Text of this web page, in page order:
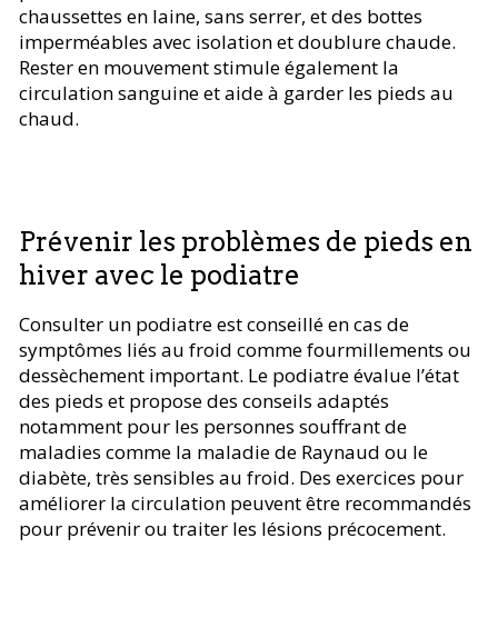
chaussettes en laine, sans serrer, et des bottes
imperméables avec isolation et doublure chaude.
Rester en mouvement stimule également la
circulation sanguine et aide à garder les pieds au
chaud.
Prévenir les problèmes de pieds en
hiver avec le podiatre
Consulter un podiatre est conseillé en cas de
symptômes liés au froid comme fourmillements ou
dessèchement important. Le podiatre évalue l’état
des pieds et propose des conseils adaptés
notamment pour les personnes souffrant de
maladies comme la maladie de Raynaud ou le
diabète, très sensibles au froid. Des exercices pour
améliorer la circulation peuvent être recommandés
pour prévenir ou traiter les lésions précocement.